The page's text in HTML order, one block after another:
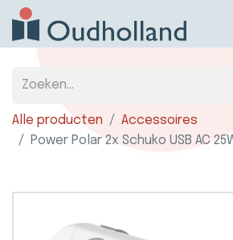
Alle producten
Accessoires
Power Polar 2x Schuko USB AC